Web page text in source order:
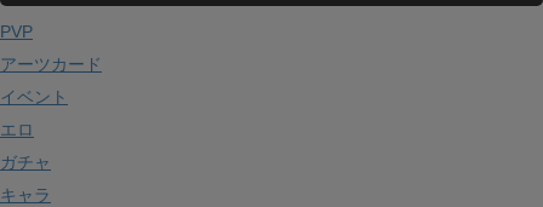
イ
ブ
PVP
アーツカード
イベント
エロ
ガチャ
キャラ